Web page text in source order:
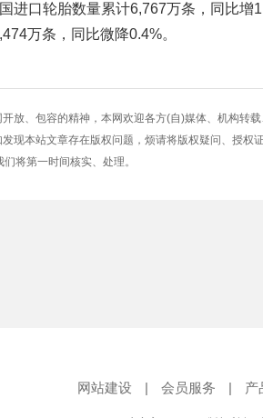
进口轮胎数量累计6,767万条，同比
万条，同比微降0.4%。
开放、包容的精神，本网欢迎各方(自)媒体、机构转
现本站文章存在版权问题，烦请将版权疑问、授权
们将第一时间核实、处理。
网站建设 | 会员服务 | 产